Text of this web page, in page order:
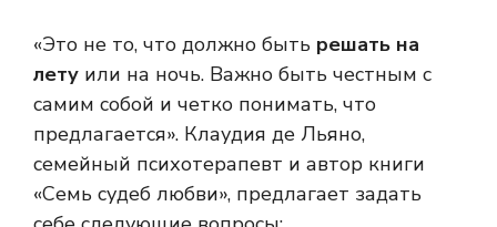
«Это не то, что должно быть решать на
лету или на ночь. Важно быть честным с
самим собой и четко понимать, что
предлагается». Клаудия де Льяно,
семейный психотерапевт и автор книги
«Семь судеб любви», предлагает задать